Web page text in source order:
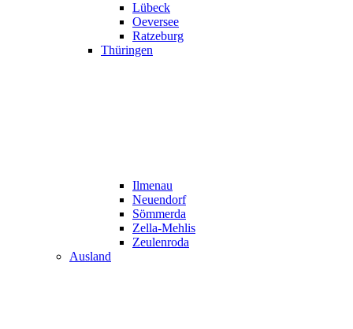
Lübeck
Oeversee
Ratzeburg
Thüringen
Ilmenau
Neuendorf
Sömmerda
Zella-Mehlis
Zeulenroda
Ausland